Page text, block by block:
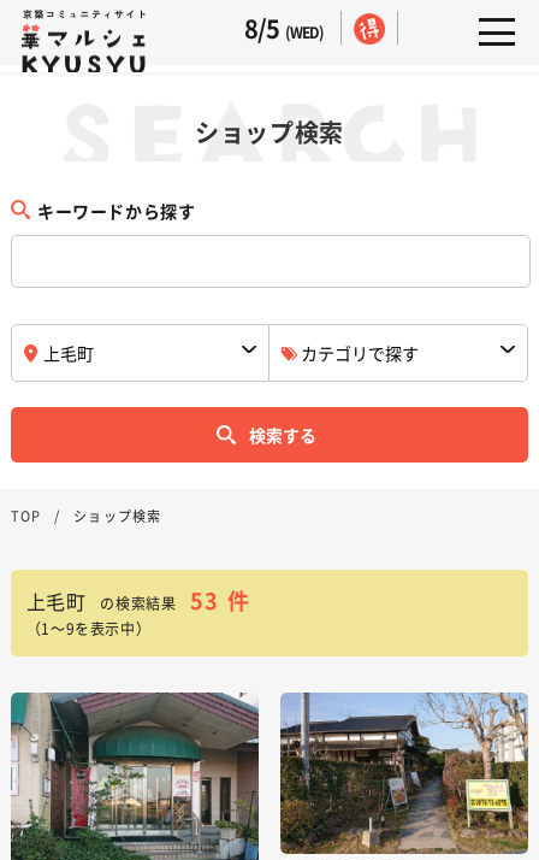
8/5 (WED)
ショップ検索
キーワードから探す
検索する
TOP ショップ検索
上毛町 の検索結果 53 件
（1～9を表示中）